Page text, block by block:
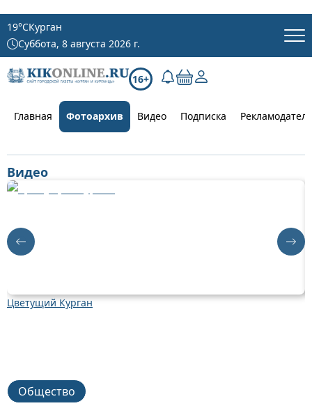
19°CКурган
Суббота, 8 августа 2026 г.
16+
Главная Фотоархив Видео Подписка
Видео
Цветущий Курган
Общество